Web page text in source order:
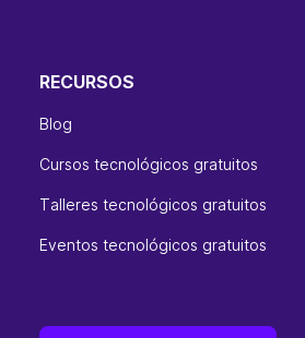
RECURSOS
Blog
Cursos tecnológicos gratuitos
Talleres tecnológicos gratuitos
Eventos tecnológicos gratuitos